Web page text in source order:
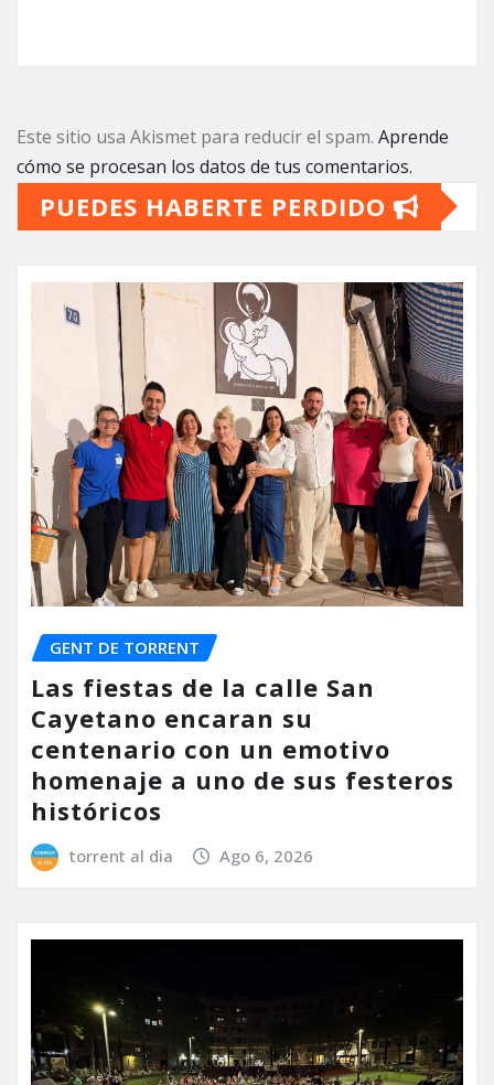
Este sitio usa Akismet para reducir el spam. Aprende
cómo se procesan los datos de tus comentarios.
PUEDES HABERTE PERDIDO
GENT DE TORRENT
Las fiestas de la calle San
Cayetano encaran su
centenario con un emotivo
homenaje a uno de sus festeros
históricos
torrent al dia Ago 6, 2026